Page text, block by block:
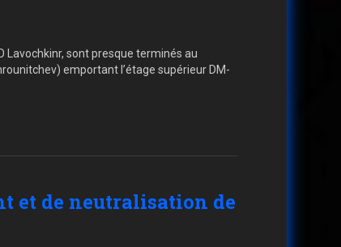
Lavochkinr, sont presque terminés au
emportant l’étage supérieur DM-
et de neutralisation de